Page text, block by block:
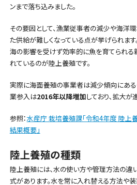
ンまで落ち込みました。
その要因として、漁業従事者の減少や海洋
た供給が難しくなっている点が挙げられます
海の影響を受けず効率的に魚を育てられる
れているのが陸上養殖です。
実際に海面養殖の事業者は減少傾向にあ
業参入は2016年以降増加しており、拡大が
参照：水産庁 栽培養殖課「令和4年度 陸上
結果概要」
陸上養殖の種類
陸上養殖には、水の使い方や管理方法の違
式があります。水を常に入れ替える方法や